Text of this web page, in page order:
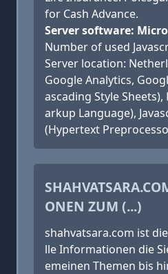
for Cash Advance.
Server software:
Number of used
Server location:
Google Analytics,
ascading Style
arkup Language),
(Hypertext
ONEN ZUM (...)
shahvatsara.com ist
lle Informationen die
emeinen Themen bis